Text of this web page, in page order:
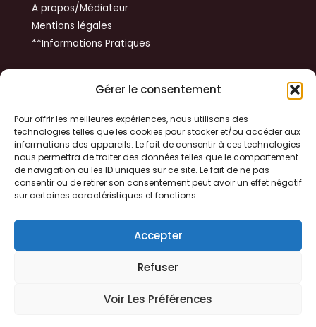
Gérer le consentement
Pour offrir les meilleures expériences, nous utilisons des
technologies telles que les cookies pour stocker et/ou accéder aux
informations des appareils. Le fait de consentir à ces technologies
nous permettra de traiter des données telles que le comportement
de navigation ou les ID uniques sur ce site. Le fait de ne pas
consentir ou de retirer son consentement peut avoir un effet négatif
sur certaines caractéristiques et fonctions.
Accepter
Refuser
Voir Les Préférences
A propos/Médiateur
Mentions légales
**Informations Pratiques
Get In Touch
14 rue du Tibet
31100 TOULOUSE
+33 06 79 37 48 73
yvon.huynh@gmail.com